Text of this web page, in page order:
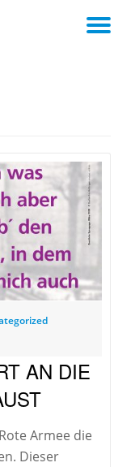
AN DIE
Armee die
Dieser